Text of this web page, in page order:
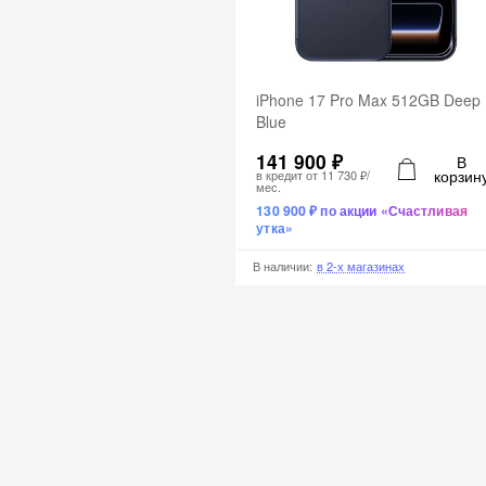
iPhone 17 Pro Max 512GB Deep
Blue
141 900 ₽
в кредит от11 730 ₽/
мес.
В
130 900 ₽ по акции «Счастливая
утка»
В наличии: в 2-х магазинах